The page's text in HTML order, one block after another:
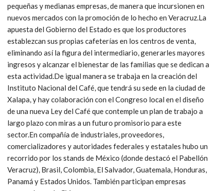
pequeñas y medianas empresas, de manera que incursionen en
nuevos mercados con la promoción de lo hecho en Veracruz.La
apuesta del Gobierno del Estado es que los productores
establezcan sus propias cafeterías en los centros de venta,
eliminando así la figura del intermediario, generarles mayores
ingresos y alcanzar el bienestar de las familias que se dedican a
esta actividad.De igual manera se trabaja en la creación del
Instituto Nacional del Café, que tendrá su sede en la ciudad de
Xalapa, y hay colaboración con el Congreso local en el diseño
de una nueva Ley del Café que contemple un plan de trabajo a
largo plazo con miras a un futuro promisorio para este
sector.En compañía de industriales, proveedores,
comercializadores y autoridades federales y estatales hubo un
recorrido por los stands de México (donde destacó el Pabellón
Veracruz), Brasil, Colombia, El Salvador, Guatemala, Honduras,
Panamá y Estados Unidos. También participan empresas